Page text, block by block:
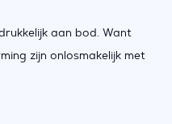
aan bod. Want
zijn onlosmakelijk met